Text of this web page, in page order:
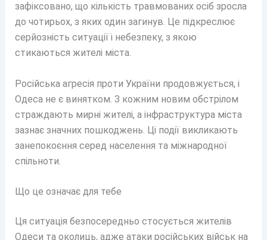
зафіксовано, що кількість травмованих осіб зросла
до чотирьох, з яких один загинув. Це підкреслює
серйозність ситуації і небезпеку, з якою
стикаються жителі міста.
Російська агресія проти України продовжується, і
Одеса не є винятком. З кожним новим обстрілом
страждають мирні жителі, а інфраструктура міста
зазнає значних пошкоджень. Ці події викликають
занепокоєння серед населення та міжнародної
спільноти.
Що це означає для тебе
Ця ситуація безпосередньо стосується жителів
Одеси та околиць, адже атаки російських військ на